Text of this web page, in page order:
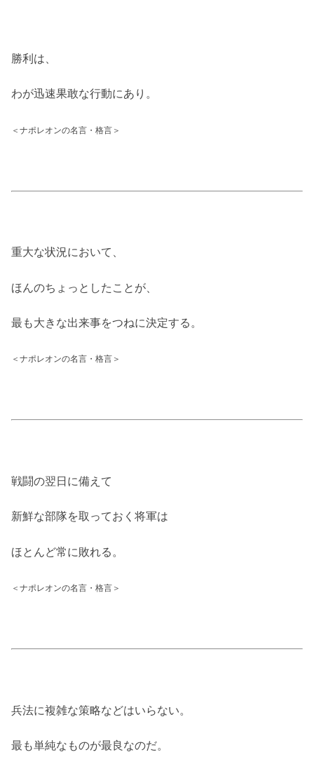
勝利は、
わが迅速果敢な行動にあり。
＜ナポレオンの名言・格言＞
重大な状況において、
ほんのちょっとしたことが、
最も大きな出来事をつねに決定する。
＜ナポレオンの名言・格言＞
戦闘の翌日に備えて
新鮮な部隊を取っておく将軍は
ほとんど常に敗れる。
＜ナポレオンの名言・格言＞
兵法に複雑な策略などはいらない。
最も単純なものが最良なのだ。